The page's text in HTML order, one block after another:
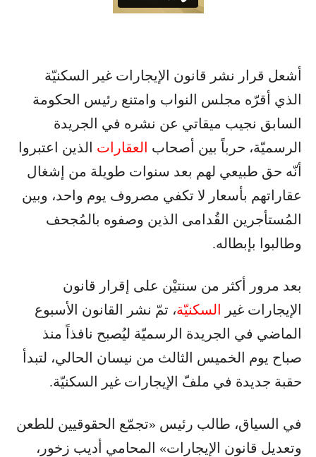
أشعل قرار نشر قانون الإيجارات غير السكنيّة
الذي أقرّه مجلس النواب وامتنع رئيس الحكومة
السابق نجيب ميقاتي عن نشره في الجريدة
الرسميّة، حرباً بين أصحاب العقارات الذين اعتبروا
أنّه حق طبيعي لهم بعد سنوات طويلة من إشغال
عقاراتهم بأسعار لا تكفي مصروف يوم واحد، وبين
المُستأجرين القُدامى الذين وصفوه بالمُجحف
وطالبوا بإبطاله.
بعد مرور أكثر من سنتيْن على إقرار قانون
الإيجارات غير
السكنيّة، تمّ نشر القانون الأسبوع
الماضي في الجريدة الرسميّة ليُصبح نافذاً منذ
صباح يوم الخميس الثالث من نيسان الحالي، لتبدأ
حقبة جديدة في ملفّ الإيجارات غير السكنيّة.
في السياق، طالب رئيس «تجمّع الحقوقيين للطعن
وتعديل قانون الإيجارات» المحامي أديب زخور،